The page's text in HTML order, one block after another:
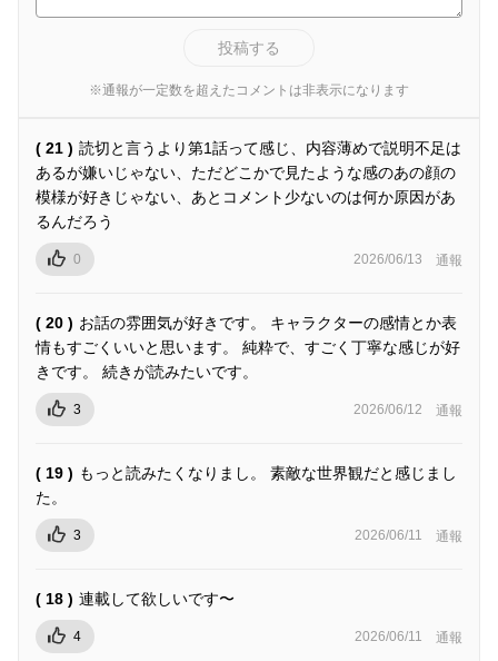
投稿する
※通報が一定数を超えたコメントは非表示になります
( 21 ) 読切と言うより第1話って感じ、内容薄めで説明不足は
あるが嫌いじゃない、ただどこかで見たような感のあの顔の
模様が好きじゃない、あとコメント少ないのは何か原因があ
るんだろう
0 2026/06/13 通報
( 20 ) お話の雰囲気が好きです。 キャラクターの感情とか表
情もすごくいいと思います。 純粋で、すごく丁寧な感じが好
きです。 続きが読みたいです。
3 2026/06/12 通報
( 19 ) もっと読みたくなりまし。 素敵な世界観だと感じまし
た。
3 2026/06/11 通報
( 18 ) 連載して欲しいです〜
4 2026/06/11 通報